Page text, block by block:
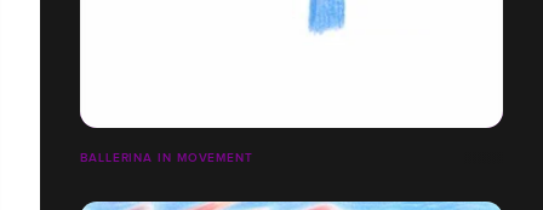
BALLERINA IN MOVEMENT